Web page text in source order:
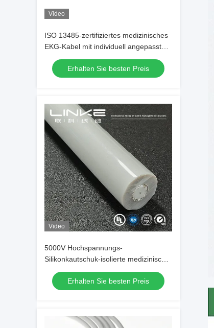
Video
ISO 13485-zertifiziertes medizinisches
EKG-Kabel mit individuell angepasstem
Gehäusematerial und mehreren
LeitungenErhalten Sie besten Preis
Video
5000V Hochspannungs-
Silikonkautschuk-isolierte medizinische
Kabel mit Glasfaserkordleiter
Erhalten Sie besten Preis